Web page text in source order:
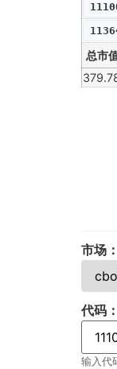
总市
市场：
代码：
输入代